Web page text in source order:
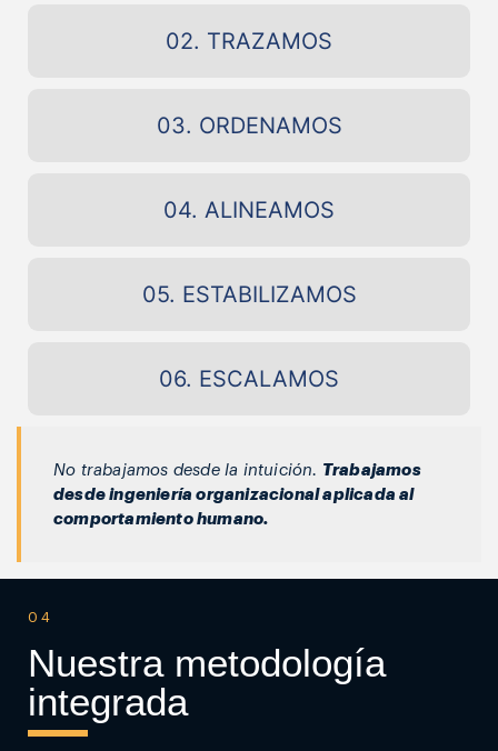
02. TRAZAMOS
03. ORDENAMOS
04. ALINEAMOS
05. ESTABILIZAMOS
06. ESCALAMOS
No trabajamos desde la intuición. Trabajamos
desde ingeniería organizacional aplicada al
comportamiento humano.
04
Nuestra metodología
integrada